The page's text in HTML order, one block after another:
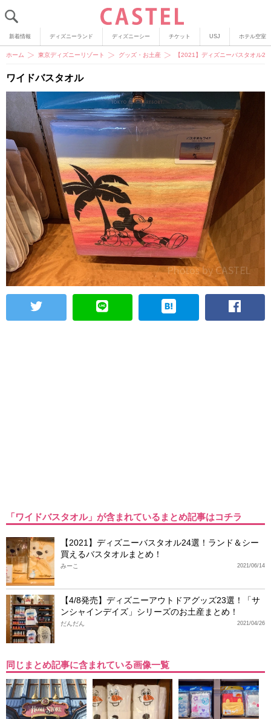
新着情報 ディズニーランド ディズニーシー チケット USJ ホテル空室
ホーム 東京ディズニーリゾート グッズ・お土産 【2021】ディズニーバスタオル
ワイドバスタオル
「ワイドバスタオル」が含まれているまとめ記事はコチラ
【2021】ディズニーバスタオル24選！ランド＆シー
買えるバスタオルまとめ！
2021/06/14
みーこ
【4/8発売】ディズニーアウトドアグッズ23選！「サ
ンシャインデイズ」シリーズのお土産まとめ！
2021/04/26
だんだん
同じまとめ記事に含まれている画像一覧